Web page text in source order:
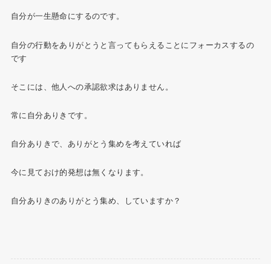
自分が一生懸命にするのです。
自分の行動をありがとうと言ってもらえることにフォーカスするの
です
そこには、他人への承認欲求はありません。
常に自分ありきです。
自分ありきで、ありがとう集めを考えていれば
今に見ておけ的発想は無くなります。
自分ありきのありがとう集め、していますか？